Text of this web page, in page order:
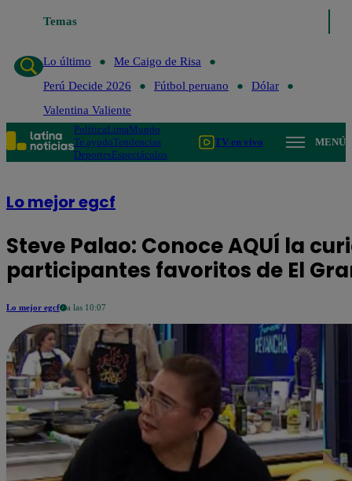
Temas
Lo último
Me Caigo de Risa
Perú Decide 2026
Fútbol peruano
Dólar
Valentina Valiente
PolíticaLimaMundo
Te ayudoTendencias
DeportesEspectáculos
TV en vivo MENÚ
Lo mejor egcf
Steve Palao: Conoce AQUÍ la
participantes favoritos de El
Lo mejor egcf a las 10:07